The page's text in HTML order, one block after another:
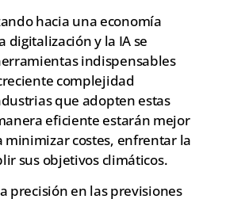
hacia una economía
digitalización y la IA se
indispensables
complejidad
que adopten estas
eficiente estarán mejor
minimizar costes, enfrentar la
sus objetivos climáticos.
precisión en las previsiones